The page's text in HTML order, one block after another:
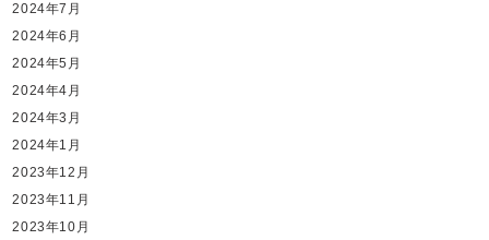
2024年7月
2024年6月
2024年5月
2024年4月
2024年3月
2024年1月
2023年12月
2023年11月
2023年10月